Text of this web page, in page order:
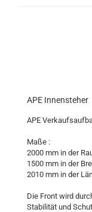
APE Innensteher
APE
Maße :
2000 mm in der
1500 mm in der
2010 mm in der
Die Front wird
Stabilität und